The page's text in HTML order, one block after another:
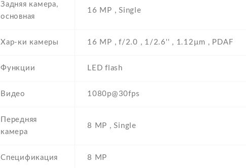
Задняя камера,
основная
16 MP , Single
Хар-ки камеры 16 MP , f/2.0 , 1/2.6'' , 1.12µm , PDAF
Функции LED flash
Видео 1080p@30fps
Передняя
камера
8 MP , Single
Спецификация 8 MP